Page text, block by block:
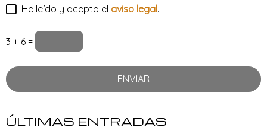
He leído y acepto el aviso legal.
3 + 6 =
ÚLTIMAS ENTRADAS